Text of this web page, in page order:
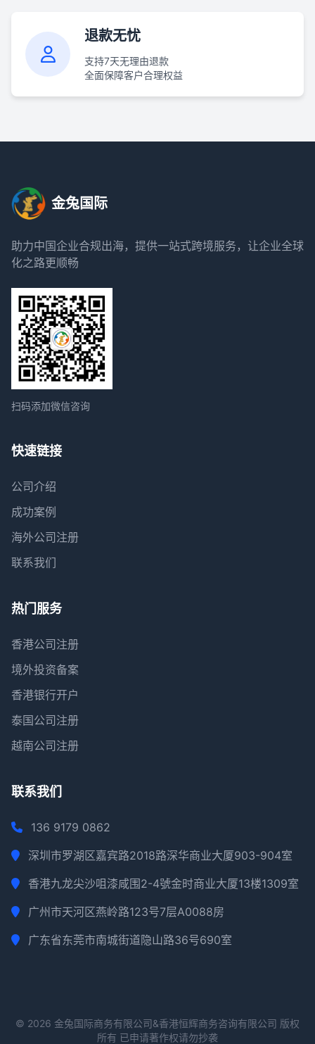
退款无忧
支持7天无理由退款
全面保障客户合理权益
金兔国际
助力中国企业合规出海，提供一站式跨境服务，让企业全球
化之路更顺畅
扫码添加微信咨询
快速链接
公司介绍
成功案例
海外公司注册
联系我们
热门服务
香港公司注册
境外投资备案
香港银行开户
泰国公司注册
越南公司注册
联系我们
136 9179 0862
深圳市罗湖区嘉宾路2018路深华商业大厦903-904室
香港九龙尖沙咀漆咸围2-4號金时商业大厦13楼1309室
广州市天河区燕岭路123号7层A0088房
广东省东莞市南城街道隐山路36号690室
© 2026 金兔国际商务有限公司&香港恒辉商务咨询有限公司 版权
所有 已申请著作权请勿抄袭